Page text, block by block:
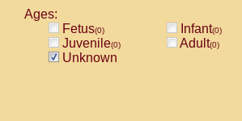
Ages:
Fetus(0) Infant(0)
Juvenile(0) Adult(0)
Unknown